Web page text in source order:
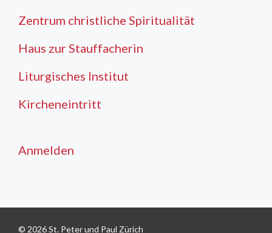
Zentrum christliche Spiritualität
Haus zur Stauffacherin
Liturgisches Institut
Kircheneintritt
Anmelden
© 2026 St. Peter und Paul Zürich